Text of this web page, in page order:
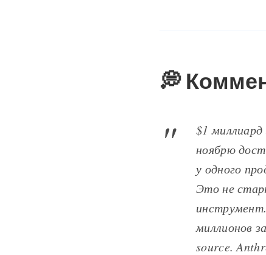
💭
$1
ноябрю
у одного
Это не
миллионов
source.